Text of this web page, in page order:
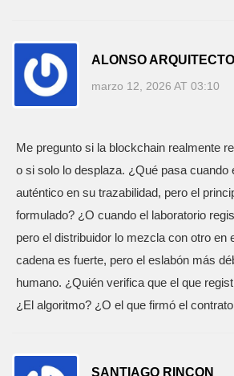
ALONSO
marzo 12, 2026 AT 03:10
Me pregunto si la blockchain realmente
o si solo lo desplaza. ¿Qué pasa cuando
auténtico en su trazabilidad, pero el
formulado? ¿O cuando el laboratorio
pero el distribuidor lo mezcla con otro en
cadena es fuerte, pero el eslabón más
humano. ¿Quién verifica que el que
¿El algoritmo? ¿O el que firmó el
SANTIAGO RINCON